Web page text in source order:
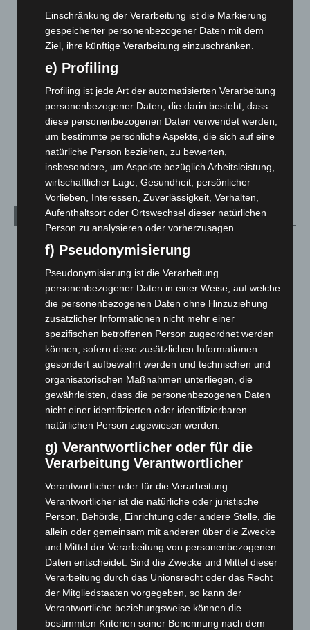
Corona-News
Hannover und Region
Langenhagen und Ortsteile
Leserbriefe
Menschen
Über uns
Veranstaltungen
1.887
Archiv
August 2026(9)
Juli 2026
(73)
Juni 2026(139)
Mai 2026(99)
April 2026(99)
März 2026(115)
Februar 2026(109)
Januar 2026(122)
Dezember 2025(103)
Oktober 2025(112)
August 2025
(90)
Juli 2025(90)
Juni 2025(103)
Mai 2025(112)
April 2025(88)
März 2025(111)
Februar 2025(96)
Einschränkung der Verarbeitung ist die Markierung
gespeicherter personenbezogener Daten mit dem
Ziel, ihre künftige Verarbeitung einzuschränken.
e) Profiling
Profiling ist jede Art der automatisierten Verarbeitung
personenbezogener Daten, die darin besteht, dass
diese personenbezogenen Daten verwendet werden,
um bestimmte persönliche Aspekte, die sich auf eine
natürliche Person beziehen, zu bewerten,
insbesondere, um Aspekte bezüglich Arbeitsleistung,
wirtschaftlicher Lage, Gesundheit, persönlicher
Vorlieben, Interessen, Zuverlässigkeit, Verhalten,
Aufenthaltsort oder Ortswechsel dieser natürlichen
Person zu analysieren oder vorherzusagen.
f) Pseudonymisierung
Pseudonymisierung ist die Verarbeitung
personenbezogener Daten in einer Weise, auf welche
die personenbezogenen Daten ohne Hinzuziehung
zusätzlicher Informationen nicht mehr einer
spezifischen betroffenen Person zugeordnet werden
können, sofern diese zusätzlichen Informationen
gesondert aufbewahrt werden und technischen und
organisatorischen Maßnahmen unterliegen, die
gewährleisten, dass die personenbezogenen Daten
nicht einer identifizierten oder identifizierbaren
natürlichen Person zugewiesen werden.
g) Verantwortlicher oder für die
Verarbeitung Verantwortlicher
Verantwortlicher oder für die Verarbeitung
Verantwortlicher ist die natürliche oder juristische
Person, Behörde, Einrichtung oder andere Stelle, die
allein oder gemeinsam mit anderen über die Zwecke
und Mittel der Verarbeitung von personenbezogenen
Daten entscheidet. Sind die Zwecke und Mittel dieser
Verarbeitung durch das Unionsrecht oder das Recht
der Mitgliedstaaten vorgegeben, so kann der
Verantwortliche beziehungsweise können die
bestimmten Kriterien seiner Benennung nach dem